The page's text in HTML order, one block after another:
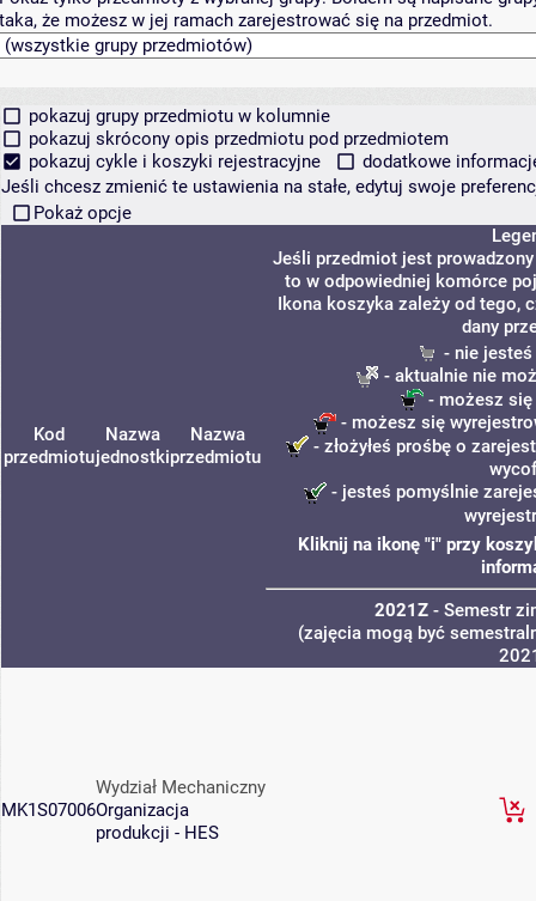
taka, że możesz w jej ramach zarejestrować się na przedmiot.
pokazuj grupy przedmiotu w kolumnie
pokazuj skrócony opis przedmiotu pod przedmiotem
pokazuj cykle i koszyki rejestracyjne
dodatkowe
Jeśli chcesz zmienić te ustawienia na stałe, edytuj swoje
Pokaż opcje
Kod
przedmiotu
Nazwa
jednostki
Nazwa
przedmiotu
Jeśli przedmiot jest
to w odpowiedniej komórce
Ikona koszyka zależy od tego,
dany
- nie
- aktualnie nie
- możesz się
- możesz się
- złożyłeś prośbę o
- jesteś pomyślnie
Kliknij na ikonę "i" przy
2021Z - Semestr
(zajęcia mogą być
MK1S07006
Wydział Mechaniczny
Organizacja
produkcji - HES